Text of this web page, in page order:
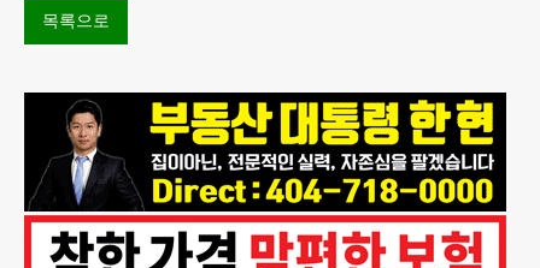
목록으로